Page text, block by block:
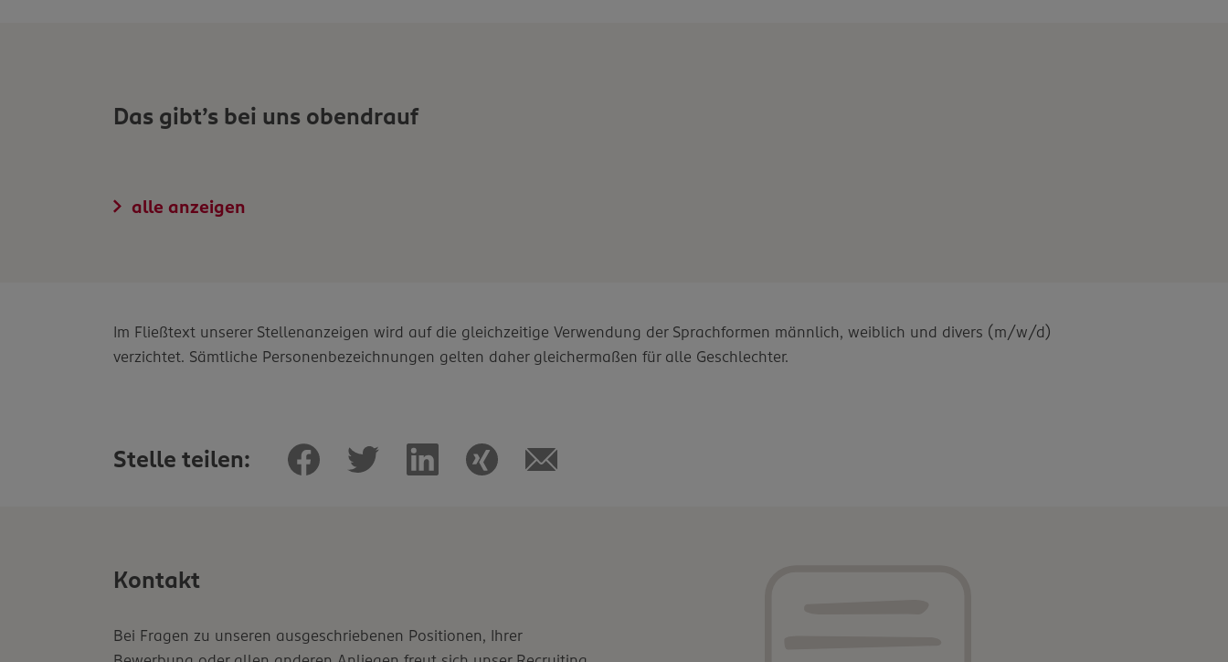
Das gibt’s bei uns obendrauf
alle anzeigen
Im Fließtext unserer Stellenanzeigen wird auf die gleichzeitige Verwendung der Sprachformen männlich, weiblich und divers (m/w/d)
verzichtet. Sämtliche Personenbezeichnungen gelten daher gleichermaßen für alle Geschlechter.
Stelle teilen:
Kontakt
Bei Fragen zu unseren ausgeschriebenen Positionen, Ihrer